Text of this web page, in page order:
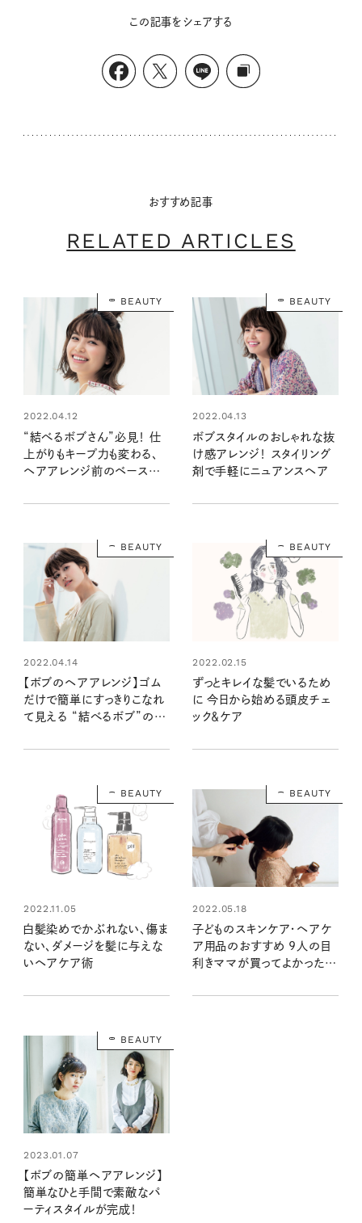
この記事をシェアする
おすすめ記事
RELATED ARTICLES
BEAUTY
2022.04.12
“結べるボブさん”必見！ 仕
上がりもキープ力も変わる、
ヘアアレンジ前のベースプ
BEAUTY
2022.04.13
ボブスタイルのおしゃれな抜
け感アレンジ！ スタイリング
剤で手軽にニュアンスヘア
BEAUTY
2022.04.14
【ボブのヘアアレンジ】ゴム
だけで簡単にすっきりこなれ
て見える “結べるボブ”のお
BEAUTY
2022.02.15
ずっとキレイな髪でいるため
に 今日から始める頭皮チェ
ック＆ケア
BEAUTY
2022.11.05
白髪染めでかぶれない、傷ま
ない、ダメージを髪に与えな
いヘアケア術
BEAUTY
2022.05.18
子どものスキンケア・ヘアケ
ア用品のおすすめ 9人の目
利きママが買ってよかったも
BEAUTY
2023.01.07
【ボブの簡単ヘアアレンジ】
簡単なひと手間で素敵なパ
ーティスタイルが完成！